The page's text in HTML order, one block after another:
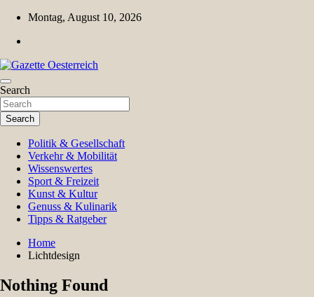
Skip
content
Montag, August 10, 2026
Gazette Oesterreich
Magazin für Freizeit, Politik, Kultur & Wissenschaft
Search
Search
Politik & Gesellschaft
Verkehr & Mobilität
Wissenswertes
Sport & Freizeit
Kunst & Kultur
Genuss & Kulinarik
Tipps & Ratgeber
Home
Lichtdesign
Nothing Found